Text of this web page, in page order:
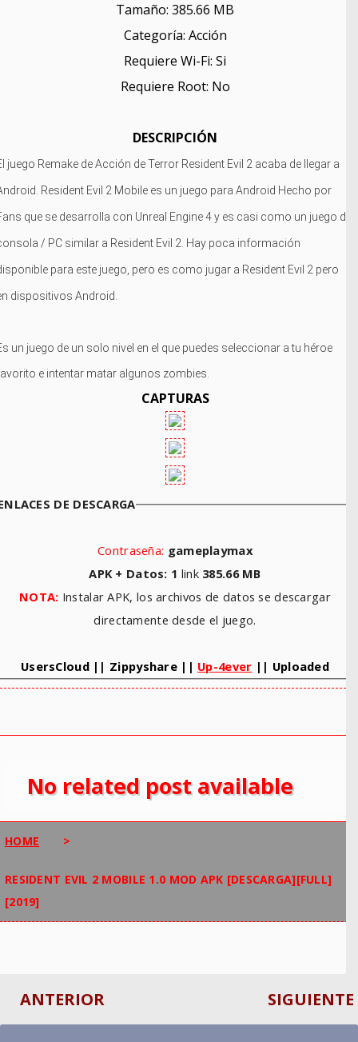
Tamaño: 385.66 MB
Categoría: Acción
Requiere Wi-Fi: Si
Requiere Root: No
DESCRIPCIÓN
juego Remake de Acción de Terror Resident Evil 2 acaba de llegar a
Resident Evil 2 Mobile es un juego para Android Hecho por
que se desarrolla con Unreal Engine 4 y es casi como un juego de
/ PC similar a Resident Evil 2. Hay poca información
para este juego, pero es como jugar a Resident Evil 2 pero
dispositivos Android.
un juego de un solo nivel en el que puedes seleccionar a tu héroe
e intentar matar algunos zombies.
CAPTURAS
DE DESCARGA
Contraseña: gameplaymax
APK + Datos: 1 link 385.66MB
NOTA: Instalar APK, los archivos de datos se descargar
directamente desde el juego.
UsersCloud|| Zippyshare || Up-4ever || Uploaded
No related post available
HOME >
RESIDENT EVIL 2 MOBILE 1.0 MOD APK [DESCARGA][FULL]
[2019]
SIGUIENTE
ANTERIOR